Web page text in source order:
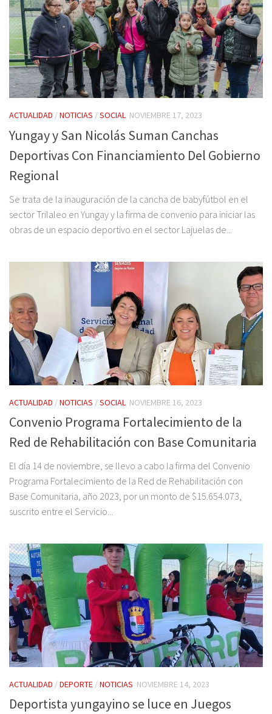
ACTUALIDAD /NOTICIAS /SOCIAL NOVIEMBRE 17, 2023
Yungay y San Nicolás Suman Canchas
Deportivas Con Financiamiento Del Gobierno
Regional
Se trata de la inauguración de la cancha de babyfútbol en el
sector Trilaleo en Yungay y la firma de convenio para iniciar las
obras de un espacio deportivo en el sector Lajuelas de...
ACTUALIDAD /NOTICIAS /SOCIAL NOVIEMBRE 16, 2023
Convenio Programa Fortalecimiento de la
Red de Rehabilitación con Base Comunitaria
El día 14 de noviembre, se llevo a cabo la firma del Convenio
Programa Fortalecimiento de la Red de Rehabilitación con
Base Comunitaria, año 2023, por un monto de $15.654.073,
suscrito entre el Servicio...
ACTUALIDAD /DEPORTE /NOTICIAS NOVIEMBRE 14, 2023
Deportista yungayino se luce en Juegos